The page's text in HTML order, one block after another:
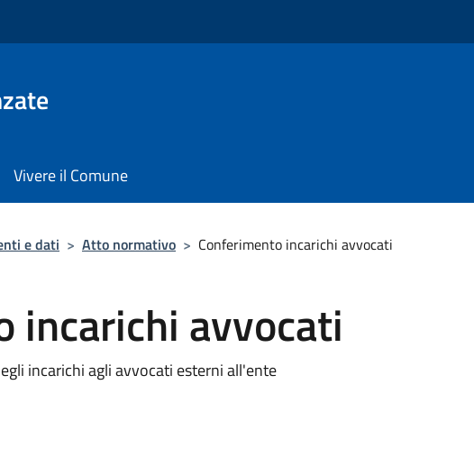
Vivere il Comune
e dati > Atto normativo > Conferimento incarichi avvocati
incarichi avvocati
incarichi agli avvocati esterni all'ente